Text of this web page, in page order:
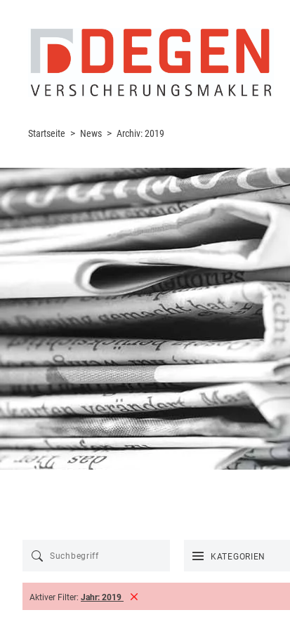
Startseite News Archiv:2019
KATEGORIEN
Aktiver Filter: Jahr: 2019